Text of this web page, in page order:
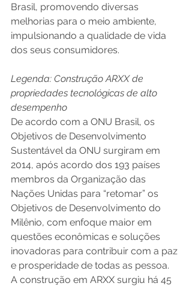
Brasil, promovendo diversas
melhorias para o meio ambiente,
impulsionando a qualidade de vida
dos seus consumidores.
Legenda: Construção ARXX de
propriedades tecnológicas de alto
desempenho
De acordo com a ONU Brasil, os
Objetivos de Desenvolvimento
Sustentável da ONU surgiram em
2014, após acordo dos 193 países
membros da Organização das
Nações Unidas para “retomar” os
Objetivos de Desenvolvimento do
Milênio, com enfoque maior em
questões econômicas e soluções
inovadoras para contribuir com a paz
e prosperidade de todas as pessoa.
A construção em ARXX surgiu há 45